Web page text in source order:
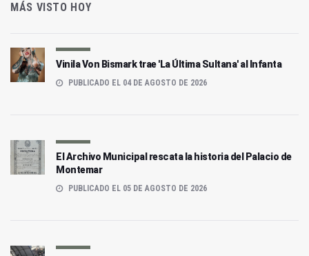
MÁS VISTO HOY
Vinila Von Bismark trae 'La Última Sultana' al Infanta
PUBLICADO EL 04 DE AGOSTO DE 2026
El Archivo Municipal rescata la historia del Palacio de
Montemar
PUBLICADO EL 05 DE AGOSTO DE 2026